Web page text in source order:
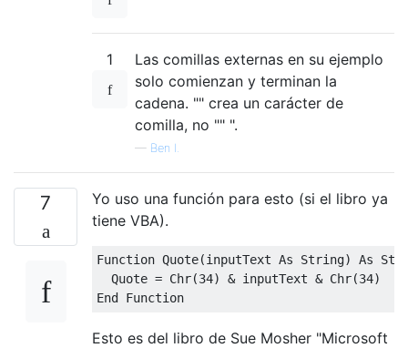
1
Las comillas externas en su ejemplo
solo comienzan y terminan la
cadena. "" crea un carácter de
comilla, no "" ".
— Ben I.
7
Yo uso una función para esto (si el libro ya
tiene VBA).
Function Quote(inputText As String) As
  Quote = Chr(34) & inputText & Chr(34)
Esto es del libro de Sue Mosher "Microsoft